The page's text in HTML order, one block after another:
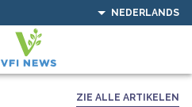
NEDERLANDS
ZIE ALLE ARTIKELEN